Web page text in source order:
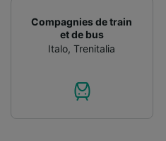
Compagnies de train
et de bus
Italo,Trenitalia